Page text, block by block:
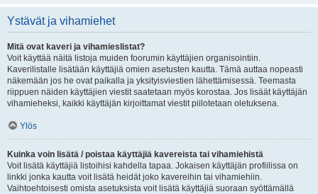
Ystävät ja vihamiehet
Mitä ovat kaveri ja vihamieslistat?
Voit käyttää näitä listoja muiden foorumin käyttäjien organisointiin.
Kaverilistalle lisätään käyttäjiä omien asetusten kautta. Tämä auttaa nopeasti
näkemään jos he ovat paikalla ja yksityisviestien lähettämisessä. Teemasta
riippuen näiden käyttäjien viestit saatetaan myös korostaa. Jos lisäät käyttäjän
vihamieheksi, kaikki käyttäjän kirjoittamat viestit piilotetaan oletuksena.
Ylös
Kuinka voin lisätä / poistaa käyttäjiä kavereista tai vihamiehistä
Voit lisätä käyttäjiä listoihisi kahdella tapaa. Jokaisen käyttäjän profiilissa on
linkki jonka kautta voit lisätä heidät joko kavereihin tai vihamiehiin.
Vaihtoehtoisesti omista asetuksista voit lisätä käyttäjiä suoraan syöttämällä